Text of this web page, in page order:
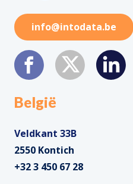
info@intodata.be
België
Veldkant 33B
2550 Kontich
+32 3 450 67 28